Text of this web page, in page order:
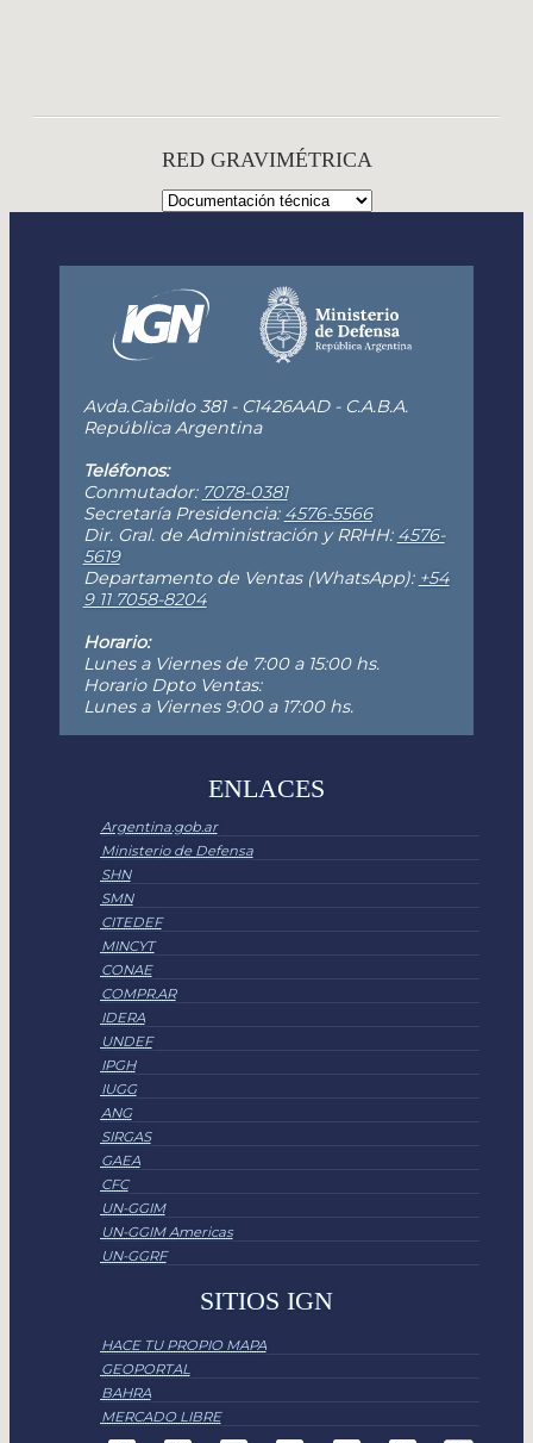
RED GRAVIMÉTRICA
Avda.Cabildo 381 - C1426AAD - C.A.B.A.
República Argentina
Teléfonos:
Conmutador: 7078-0381
Secretaría Presidencia: 4576-5566
Dir. Gral. de Administración y RRHH: 4576-
5619
Departamento de Ventas (WhatsApp): +54
9 11 7058-8204
Horario:
Lunes a Viernes de 7:00 a 15:00 hs.
Horario Dpto Ventas:
Lunes a Viernes 9:00 a 17:00 hs.
ENLACES
Argentina.gob.ar
Ministerio de Defensa
SHN
SMN
CITEDEF
MINCYT
CONAE
COMPR.AR
IDERA
UNDEF
IPGH
IUGG
ANG
SIRGAS
GAEA
CFC
UN-GGIM
UN-GGIM Americas
UN-GGRF
SITIOS IGN
HACE TU PROPIO MAPA
GEOPORTAL
BAHRA
MERCADO LIBRE